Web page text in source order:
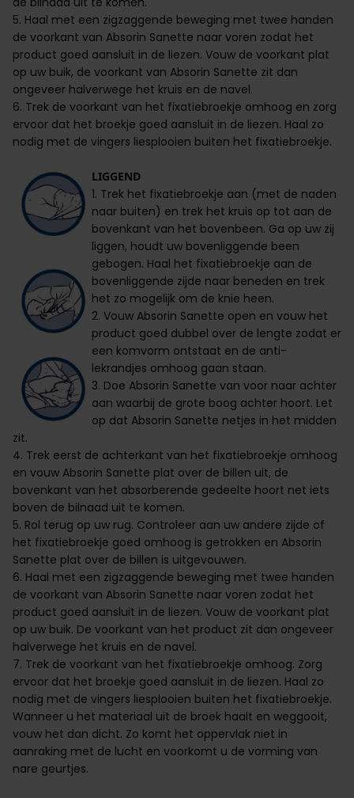
5. Haal met een zigzaggende beweging met twee handen
de voorkant van Absorin Sanette naar voren zodat het
product goed aansluit in de liezen. Vouw de voorkant plat
op uw buik, de voorkant van Absorin Sanette zit dan
ongeveer halverwege het kruis en de navel.
6. Trek de voorkant van het fixatiebroekje omhoog en zorg
ervoor dat het broekje goed aansluit in de liezen. Haal zo
nodig met de vingers liesplooien buiten het fixatiebroekje.
LIGGEND
1. Trek het fixatiebroekje aan (met de naden
naar buiten) en trek het kruis op tot aan de
bovenkant van het bovenbeen. Ga op uw zij
liggen, houdt uw bovenliggende been
gebogen. Haal het fixatiebroekje aan de
bovenliggende zijde naar beneden en trek
het zo mogelijk om de knie heen.
2. Vouw Absorin Sanette open en vouw het
product goed dubbel over de lengte zodat er
een komvorm ontstaat en de anti-
lekrandjes omhoog gaan staan.
3. Doe Absorin Sanette van voor naar achter
aan waarbij de grote boog achter hoort. Let
op dat Absorin Sanette netjes in het midden
zit.
4. Trek eerst de achterkant van het fixatiebroekje omhoog
en vouw Absorin Sanette plat over de billen uit, de
bovenkant van het absorberende gedeelte hoort net iets
boven de bilnaad uit te komen.
5. Rol terug op uw rug. Controleer aan uw andere zijde of
het fixatiebroekje goed omhoog is getrokken en Absorin
Sanette plat over de billen is uitgevouwen.
6. Haal met een zigzaggende beweging met twee handen
de voorkant van Absorin Sanette naar voren zodat het
product goed aansluit in de liezen. Vouw de voorkant plat
op uw buik. De voorkant van het product zit dan ongeveer
halverwege het kruis en de navel.
7. Trek de voorkant van het fixatiebroekje omhoog. Zorg
ervoor dat het broekje goed aansluit in de liezen. Haal zo
nodig met de vingers liesplooien buiten het fixatiebroekje.
Wanneer u het materiaal uit de broek haalt en weggooit,
vouw het dan dicht. Zo komt het oppervlak niet in
aanraking met de lucht en voorkomt u de vorming van
nare geurtjes.